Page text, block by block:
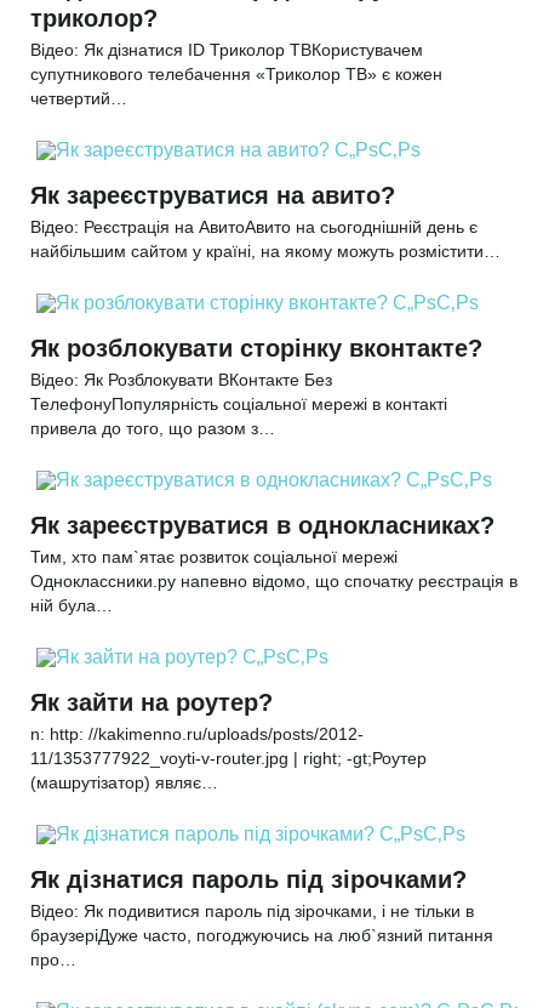
триколор?
Відео: Як дізнатися ID Триколор ТВКористувачем
супутникового телебачення «Триколор ТВ» є кожен
четвертий…
Як зареєструватися на авито?
Відео: Реєстрація на АвитоАвито на сьогоднішній день є
найбільшим сайтом у країні, на якому можуть розмістити…
Як розблокувати сторінку вконтакте?
Відео: Як Розблокувати ВКонтакте Без
ТелефонуПопулярність соціальної мережі в контакті
привела до того, що разом з…
Як зареєструватися в однокласниках?
Тим, хто пам`ятає розвиток соціальної мережі
Одноклассники.ру напевно відомо, що спочатку реєстрація в
ній була…
Як зайти на роутер?
n: http: //kakimenno.ru/uploads/posts/2012-
11/1353777922_voyti-v-router.jpg | right; -gt;Роутер
(машрутізатор) являє…
Як дізнатися пароль під зірочками?
Відео: Як подивитися пароль під зірочками, і не тільки в
браузеріДуже часто, погоджуючись на люб`язний питання
про…